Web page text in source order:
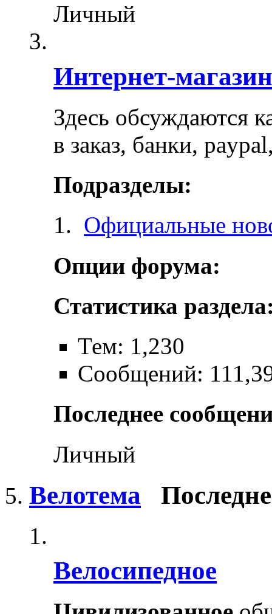
Личный
Интернет-
Здесь обсуждаются
в заказ, банки,
Подразделы:
Официальные
Опции форума:
Статистика
Тем: 1,230
Сообщений:
Последнее
Личный
Велотема
Велосипедное